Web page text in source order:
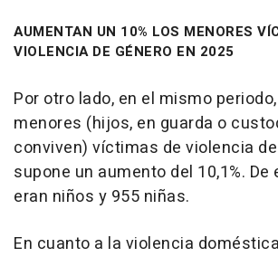
AUMENTAN UN 10% LOS MENORES
VIOLENCIA DE GÉNERO EN 2025
Por otro lado, en el mismo
menores (hijos, en guarda o
conviven) víctimas de violencia
supone un aumento del 10,1%.
eran niños y 955 niñas.
En cuanto a la violencia